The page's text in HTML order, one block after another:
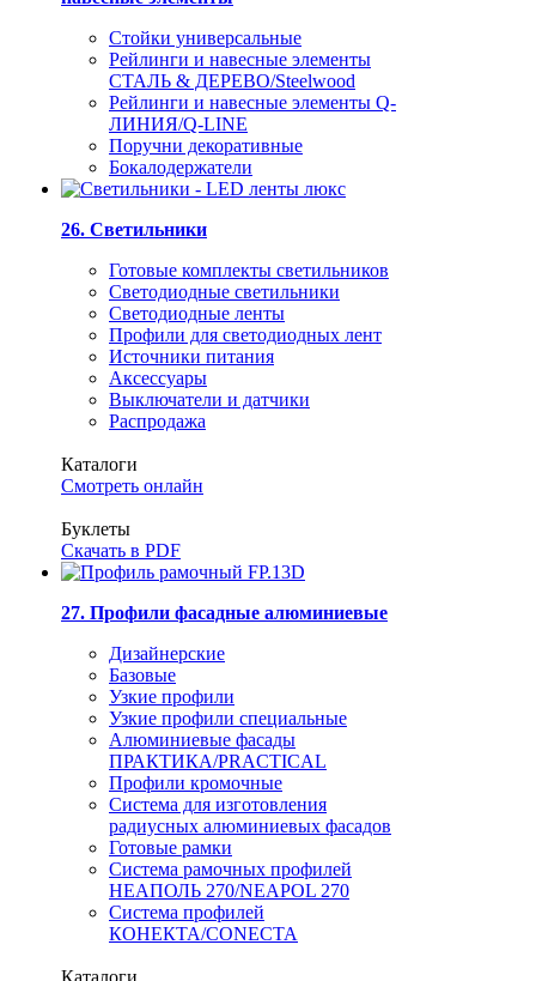
Стойки универсальные
Рейлинги и навесные элементы
СТАЛЬ & ДЕРЕВО/Steelwood
Рейлинги и навесные элементы Q-
ЛИНИЯ/Q-LINE
Поручни декоративные
Бокалодержатели
26. Светильники
Готовые комплекты светильников
Светодиодные светильники
Светодиодные ленты
Профили для светодиодных лент
Источники питания
Аксессуары
Выключатели и датчики
Распродажа
Каталоги
Смотреть онлайн
Буклеты
Скачать в PDF
27. Профили фасадные алюминиевые
Дизайнерские
Базовые
Узкие профили
Узкие профили специальные
Алюминиевые фасады
ПРАКТИКА/PRACTICAL
Профили кромочные
Система для изготовления
радиусных алюминиевых фасадов
Готовые рамки
Система рамочных профилей
НЕАПОЛЬ 270/NEAPOL 270
Система профилей
КОНЕКТА/CONECTA
Каталоги